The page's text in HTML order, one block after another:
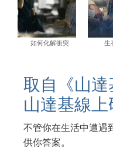
如何化解衝突 生
取自《山
山達基線上
不管你在生活中遭遇
供你答案。